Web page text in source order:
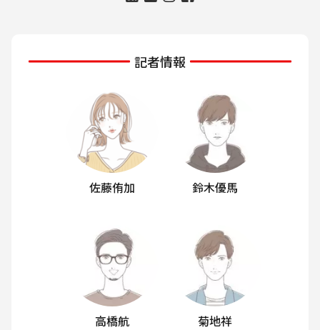
記者情報
佐藤侑加 鈴木優馬
高橋航 菊地祥